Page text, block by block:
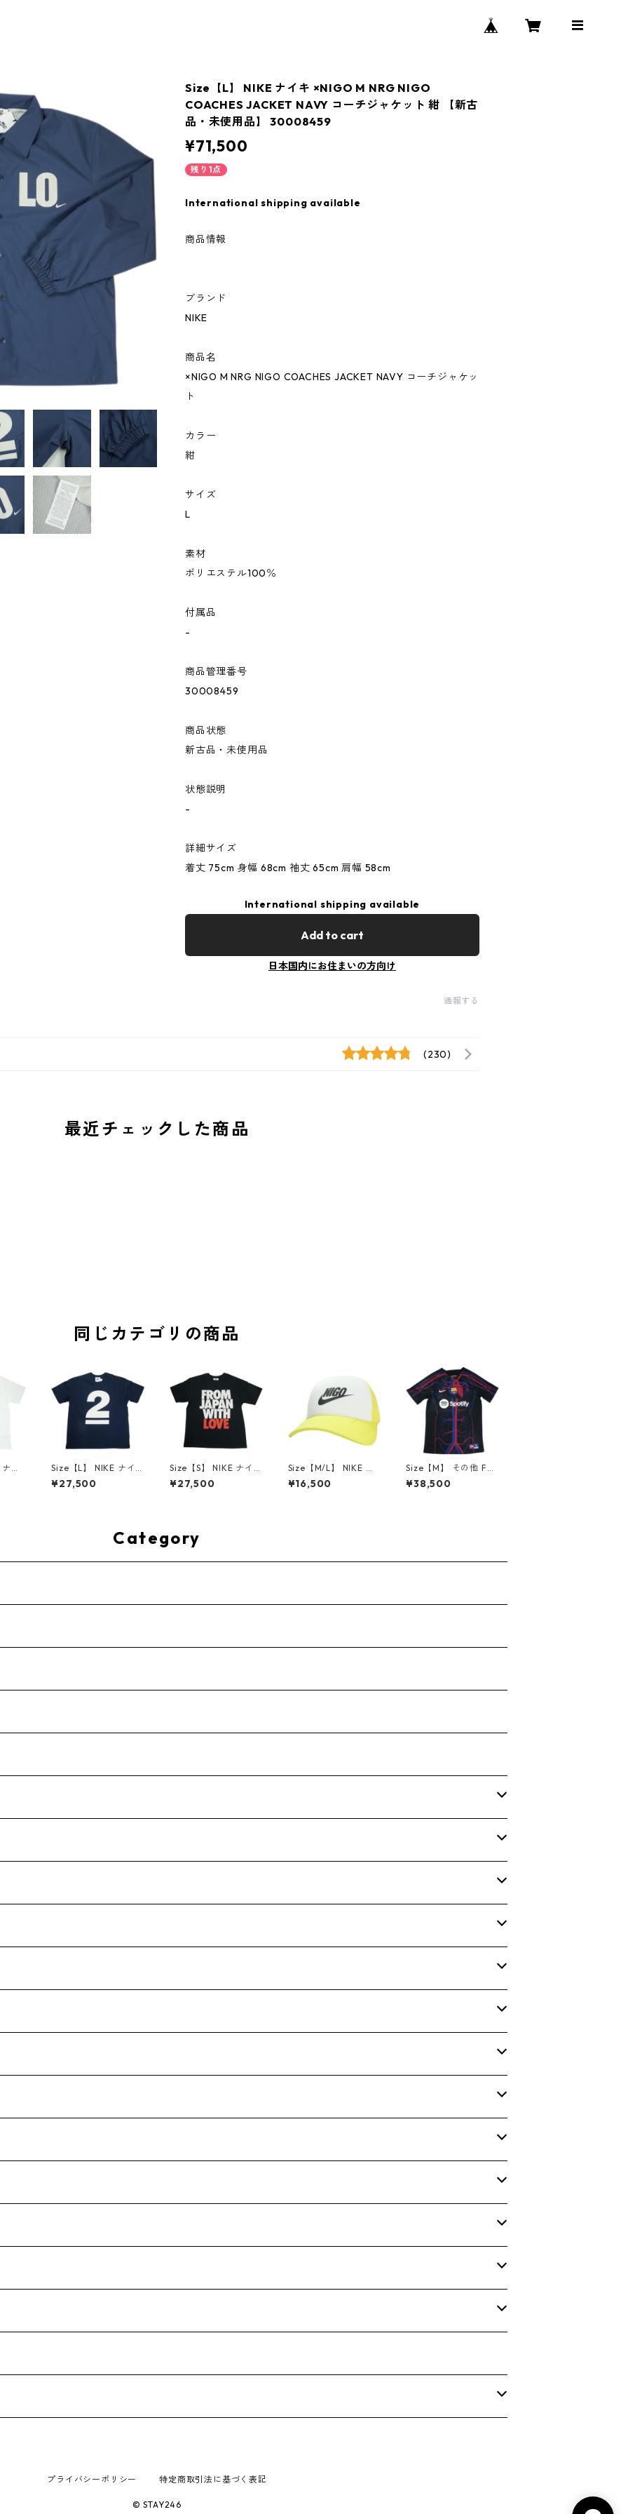
Size【L】 NIKE ナイキ ×NIGO M NRG NIGO
COACHES JACKET NAVY コーチジャケット 紺 【新古
品・未使用品】 30008459
¥71,500
残り1点
International shipping available
商品情報
ブランド
NIKE
商品名
×NIGO M NRG NIGO COACHES JACKET NAVY コーチジャケッ
ト
カラー
紺
サイズ
L
素材
ポリエステル100％
付属品
-
商品管理番号
30008459
商品状態
新古品・未使用品
状態説明
-
詳細サイズ
着丈 75cm 身幅 68cm 袖丈 65cm 肩幅 58cm
International shipping available
Add to cart
日本国内にお住まいの方向け
通報する
(230)
最近チェックした商品
同じカテゴリの商品
イ
Size【L】 NIKE ナイ
キ ×NIGO M NRG NIG
O LO2 TEE NAVY Tシ
¥27,500
Size【S】 NIKE ナイ
キ ×NIGO T-Shirt BLA
CK the Design Muse
¥27,500
Size【M/L】 NIKE ナ
イキ ×NIGO HAT YELL
OW the Design Mus
¥16,500
Size【M】 その他 FC
Barcelona ×Patta Cu
lers del Mon Men's N
¥38,500
Category
プライバシーポリシー 特定商取引法に基づく表記
© STAY246